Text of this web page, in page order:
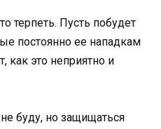
терпеть. Пусть побудет
постоянно ее нападкам
как это неприятно и
буду, но защищаться